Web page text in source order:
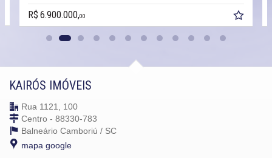
R$ 6.900.000,00
KAIRÓS IMÓVEIS
Rua 1121, 100
Centro - 88330-783
Balneário Camboriú / SC
mapa google